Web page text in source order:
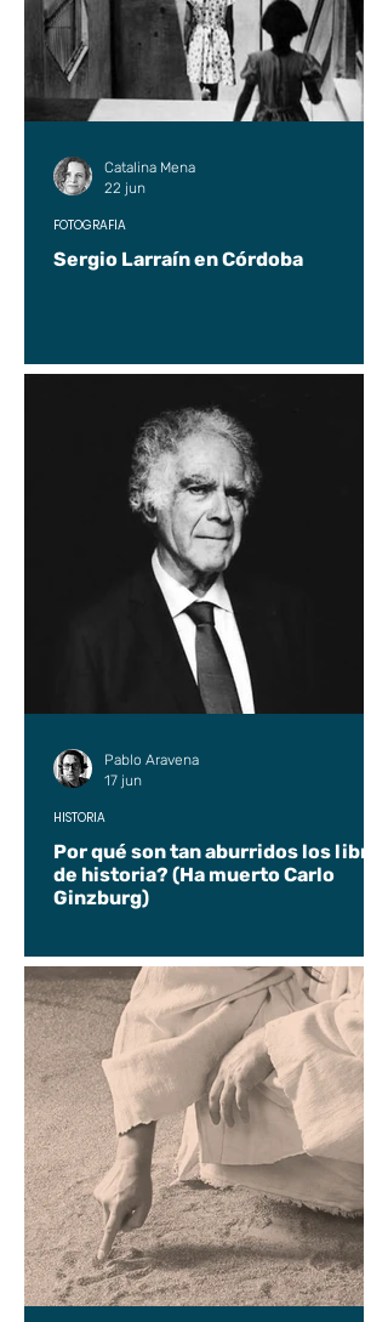
Sergio Larraín en Córdoba
FOTOGRAFÍA
Catalina Mena
22 jun
Por qué son tan aburridos los libros
de historia? (Ha muerto Carlo
Ginzburg)
HISTORIA
Pablo Aravena
17 jun